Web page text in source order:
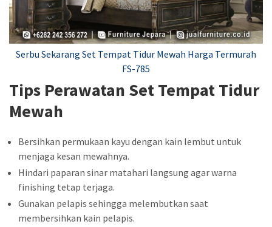
Serbu Sekarang Set Tempat Tidur Mewah Harga Termurah
FS-785
Tips Perawatan Set Tempat Tidur
Mewah
Bersihkan permukaan kayu dengan kain lembut untuk
menjaga kesan mewahnya.
Hindari paparan sinar matahari langsung agar warna
finishing tetap terjaga.
Gunakan pelapis sehingga melembutkan saat
membersihkan kain pelapis.